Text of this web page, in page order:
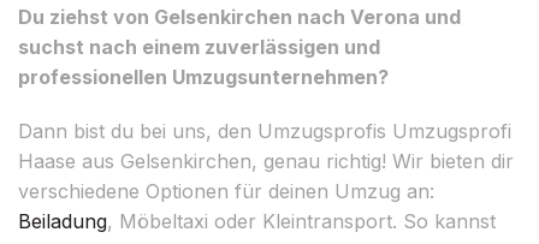
Du ziehst von Gelsenkirchen nach Verona und
suchst nach einem zuverlässigen und
professionellen Umzugsunternehmen?
Dann bist du bei uns, den Umzugsprofis Umzugsprofi
Haase aus Gelsenkirchen, genau richtig! Wir bieten dir
verschiedene Optionen für deinen Umzug an:
Beiladung, Möbeltaxi oder Kleintransport. So kannst